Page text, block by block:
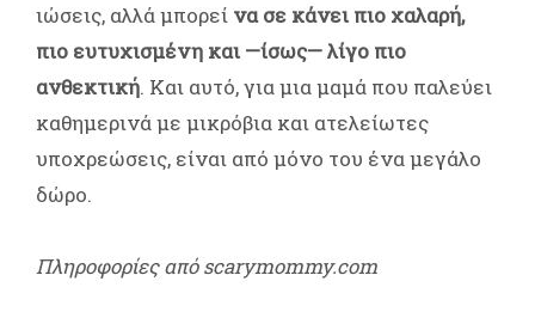
ιώσεις, αλλά μπορεί να σε κάνει πιο χαλαρή,
πιο ευτυχισμένη και —ίσως— λίγο πιο
ανθεκτική. Και αυτό, για μια μαμά που παλεύει
καθημερινά με μικρόβια και ατελείωτες
υποχρεώσεις, είναι από μόνο του ένα μεγάλο
δώρο.
Πληροφορίες από scarymommy.com